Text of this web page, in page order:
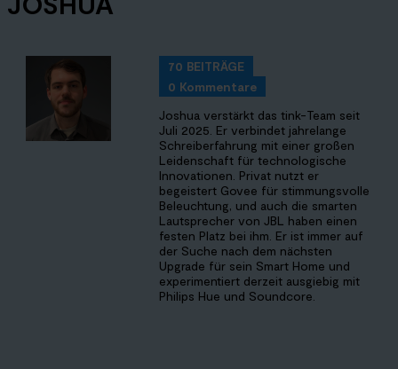
70 BEITRÄGE
0 Kommentare
Joshua verstärkt das tink-Team seit
Juli 2025. Er verbindet jahrelange
Schreiberfahrung mit einer großen
Leidenschaft für technologische
Innovationen. Privat nutzt er
begeistert Govee für stimmungsvolle
Beleuchtung, und auch die smarten
Lautsprecher von JBL haben einen
festen Platz bei ihm. Er ist immer auf
der Suche nach dem nächsten
Upgrade für sein Smart Home und
experimentiert derzeit ausgiebig mit
Philips Hue und Soundcore.